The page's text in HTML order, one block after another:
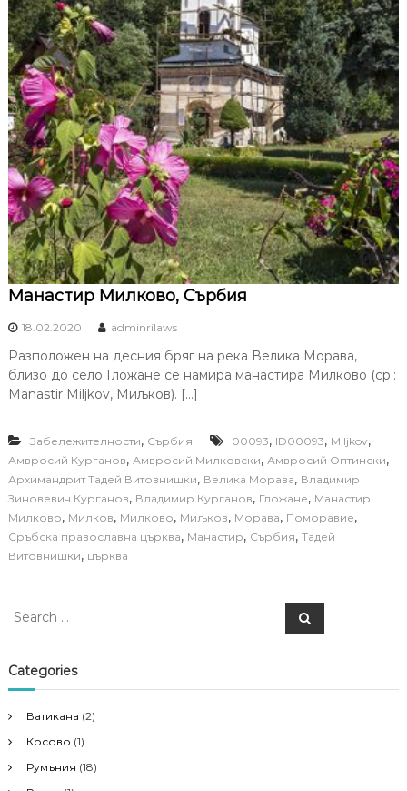
Манастир Милково, Сърбия
18.02.2020 adminrilaws
Разположен на десния бряг на река Велика Морава,
близо до село Гложане се намира манастира Милково (ср.:
Manastir Miljkov, Миљков). […]
Забележителности, Сърбия 00093, ID00093, Miljkov,
Амвросий Курганов, Амвросий Милковски, Амвросий Оптински,
Архимандрит Тадей Витовнишки, Велика Морава, Владимир
Зиновевич Курганов, Владимир Курганов, Гложане, Манастир
Милково, Милков, Милково, Миљков, Морава, Поморавие,
Сръбска православна църква, Манастир, Сърбия, Тадей
Витовнишки, църква
S
r
c
f
o
r
S
e
Categories
Ватикана (2)
Косово (1)
Румъния (18)